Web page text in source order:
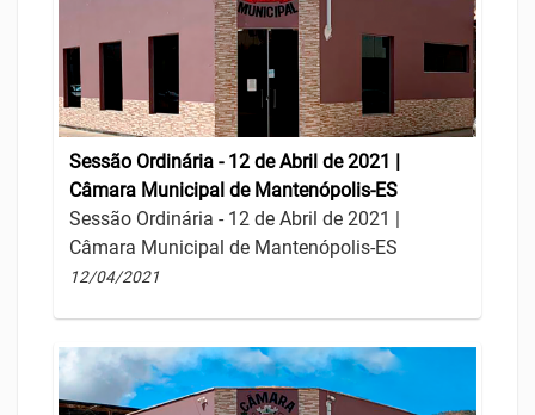
Sessão Ordinária - 12 de Abril de 2021 |
Câmara Municipal de Mantenópolis-ES
Sessão Ordinária - 12 de Abril de 2021 |
Câmara Municipal de Mantenópolis-ES
12/04/2021